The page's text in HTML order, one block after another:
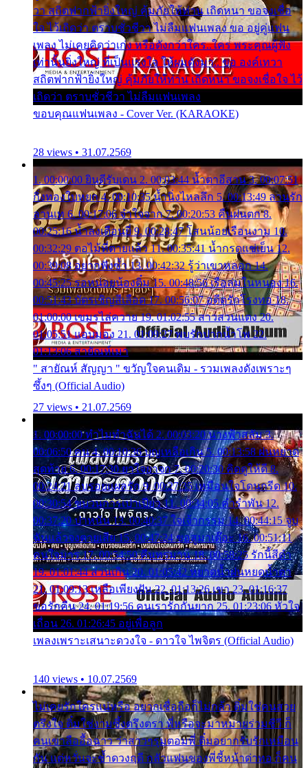
วา สถิตฟากฟ้ายิ่งใหญ่ คุ้มภัยให้ท่าน เถิดหนา ขอจงเชื่อ
ใจ ไว้เถิดว่า ตราบชั่วชีวา ไม่ลืมแฟนเพลง ขอ อยู่คู่แฟน
เพลง ไม่เคยคิดว่าเก่ง หรือดังกว่าใคร..ใคร พระคุณผู้ฟัง
เท่านั้นยิ่งใหญ่ ที่เป็นแรงใจ ให้ผมดังมา.. ขอ องค์เทวา
สถิตฟากฟ้ายิ่งใหญ่ คุ้มภัยให้ท่าน เถิดหนา ขอจงเชื่อใจ ไว้
เถิดว่า ตราบชั่วชีวา ไม่ลืมแฟนเพลง
ขอบคุณแฟนเพลง - Cover Ver. (KARAOKE)
28 views • 31.07.2569
1. 00:00:00 ยินดีรับเดน 2. 00:03:44 น้ำตาอีสาน 3. 00:07:51
กิ่งทองใบหยก 4. 00:10:35 น้ำนิ่งไหลลึก 5. 00:13:49 ลานรัก
ลานเท 6. 00:17:06 จำใจจาก 7. 00:20:53 คืนฝนตก 8.
00:25:16 น้ำลงเดือนยี่ 9. 00:28:47 โสนน้อยเรือนงาม 10.
00:32:29 ตอไม้ที่ตายแล้ว 11. 00:35:41 น้ำกรดแช่เย็น 12.
00:39:08 อยากฟังซ้ำ 13. 00:42:32 รู้ว่าเขาหลอก 14.
00:45:25 รอหน่อยน้องติ๋ม 15. 00:48:56 เรือล่มในหนอง 16.
00:51:43 บัตรเชิญสีเลือด 17. 00:56:07 อดีตรักโรงทอ 18.
01:00:00 เขมรไล่ควาย 19. 01:02:55 สาวสวนแตง 20.
01:05:51 แอบมอง 21. 01:09:27 พบรักปากน้ำโพ 22.
01:13:06 สายัณห์เมา
" สายัณห์ สัญญา " ขวัญใจคนเดิม - รวมเพลงดังเพราะๆ
ซึ้งๆ (Official Audio)
27 views • 21.07.2569
1. 00:00:00 ทำไมทำฉันได้ 2. 00:03:20 นางฟ้าสลัม 3.
00:06:50 คน 4. 00:10:36 บุญเหลือเกิน 5. 00:13:58 ฝนหยาด
สุดท้าย 6. 00:17:30 ยาใจยาจก 7. 00:20:30 คิดดูให้ดี 8.
00:24:21 ลบรอยแผลรัก 9. 00:27:35 เหมือนใจโดนกรีด 10.
00:30:54 ขบวนการเปาเปียว 11. 00:34:05 คำรำพัน 12.
00:37:20 ปาหนัน 13. 00:40:37 ใจเจ้ากรรม 14. 00:44:15 จูบ
ฉันแล้วจงตายเสีย 15. 00:47:24 ขอสูมาเต๊อะ 16. 00:51:11
คนใจมาร 17. 00:54:50 คืนทรมาน 18. 00:58:25 รักนี้สีดำ
19. 01:01:44 ส่วนเกิน 20. 01:05:42 หยาดน้ำฝนหยดน้ำตา
21. 01:09:13 เหลือเพียงฝัน 22. 01:13:26 เขา 23. 01:16:37
ขอรักคืน 24. 01:19:56 คนเรารักกันยาก 25. 01:23:06 หัวใจ
เถื่อน 26. 01:26:45 อยู่เพื่อลูก
เพลงเพราะเสนาะดวงใจ - ดาวใจ ไพจิตร (Official Audio)
140 views • 10.07.2569
ไม่เคยรักใครแน่หรือ อยากเชื่อถือก็ไม่กล้า ติ๋มใช่คนสวย
ตรึงใจ ติ๋มใช่งามซึ้งตรึงตรา พี่หรือจะมาหมายร่วมชีวี ก็
คนเขาลืออื้อฉาว ว่าสาวๆรุมตอมพี่ ติ๋มอยากรับรักเหมือน
กัน แต่หวั่นจะช้ำดวงฤดี กลัวแฟนของพี่ชี้หน้าด่าทอ ก็คน